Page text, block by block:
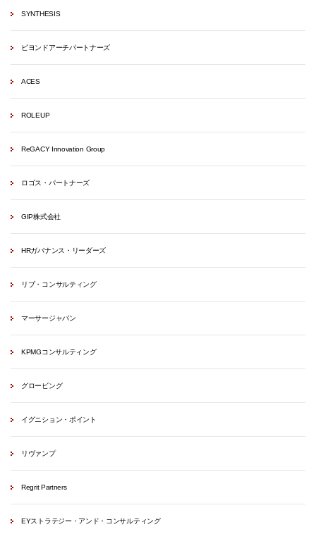
SYNTHESIS
ビヨンドアーチパートナーズ
ACES
ROLEUP
ReGACY Innovation Group
ロゴス・パートナーズ
GIP株式会社
HRガバナンス・リーダーズ
リブ・コンサルティング
マーサージャパン
KPMGコンサルティング
グロービング
イグニション・ポイント
リヴァンプ
Regrit Partners
EYストラテジー・アンド・コンサルティング